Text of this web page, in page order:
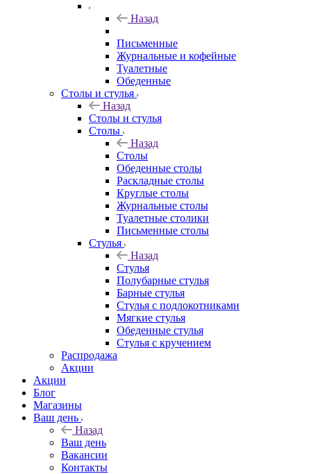
Назад
Письменные
Журнальные и кофейные
Туалетные
Обеденные
Столы и стулья
Назад
Столы и стулья
Столы
Назад
Столы
Обеденные столы
Раскладные столы
Круглые столы
Журнальные столы
Туалетные столики
Письменные столы
Стулья
Назад
Стулья
Полубарные стулья
Барные стулья
Стулья с подлокотниками
Мягкие стулья
Обеденные стулья
Стулья с кручением
Распродажа
Акции
Акции
Блог
Магазины
Ваш день
Назад
Ваш день
Вакансии
Контакты